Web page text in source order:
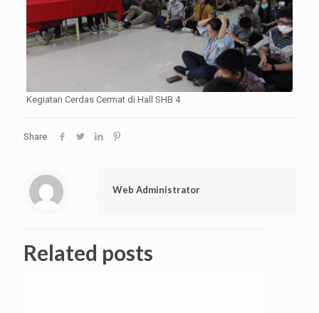
Kegiatan Cerdas Cermat di Hall SHB 4
Share
Web Administrator
Related posts